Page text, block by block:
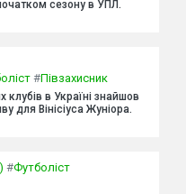
сезону в УПЛ.
#Півзахисник
клубів в Україні знайшов
для Вінісіуса Жуніора.
#Футболіст